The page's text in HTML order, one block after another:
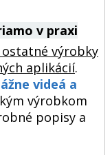
v praxi
ostatné výrobky
aplikácií.
videá a
výrobkom
popisy a